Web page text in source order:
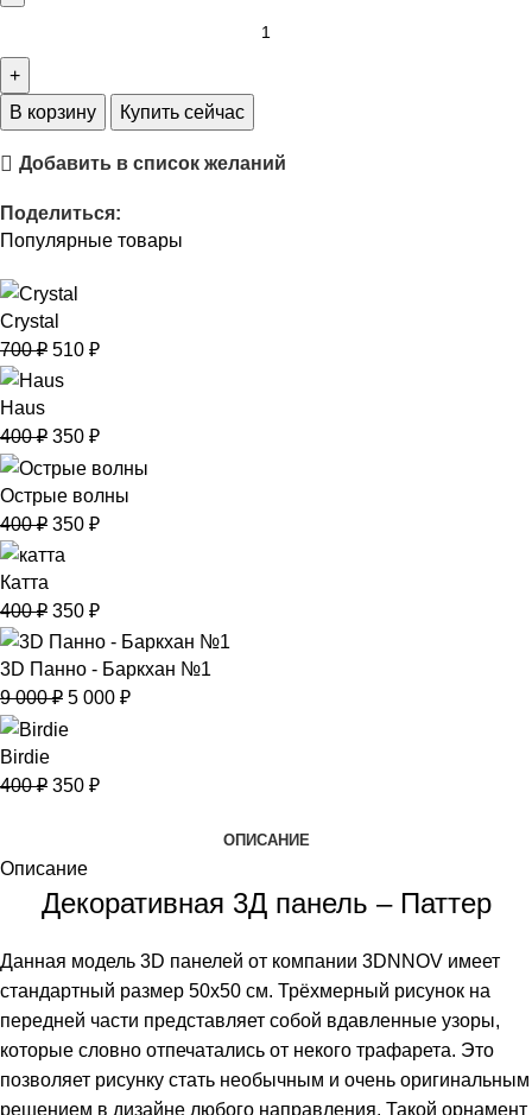
В корзину Купить сейчас
Добавить в список желаний
Поделиться:
Популярные товары
Crystal
700₽ 510 ₽
Haus
400₽ 350 ₽
Острые волны
400₽ 350 ₽
Катта
400₽ 350 ₽
3D Панно - Баркхан №1
9 000₽ 5 000 ₽
Birdie
400₽ 350 ₽
ОПИСАНИЕ
Описание
Декоративная 3Д панель – Паттер
Данная модель 3D панелей от компании 3DNNOV имеет
стандартный размер 50х50 см. Трёхмерный рисунок на
передней части представляет собой вдавленные узоры,
которые словно отпечатались от некого трафарета. Это
позволяет рисунку стать необычным и очень оригинальным
решением в дизайне любого направления. Такой орнамент